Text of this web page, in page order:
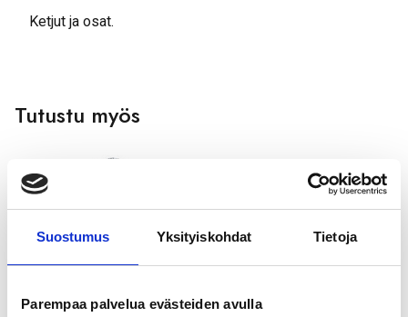
Suostumus Yksityiskohdat Tietoja
Parempaa palvelua evästeiden avulla
Ketjut ja osat.
Tutustu myös